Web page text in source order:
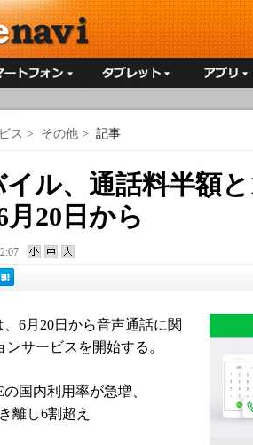
ス > その他 > 記事
ル、通話料半額
20日から
6月20日から音声通話に関
サービスを開始する。
国内利用率が急増、
離し6割超え